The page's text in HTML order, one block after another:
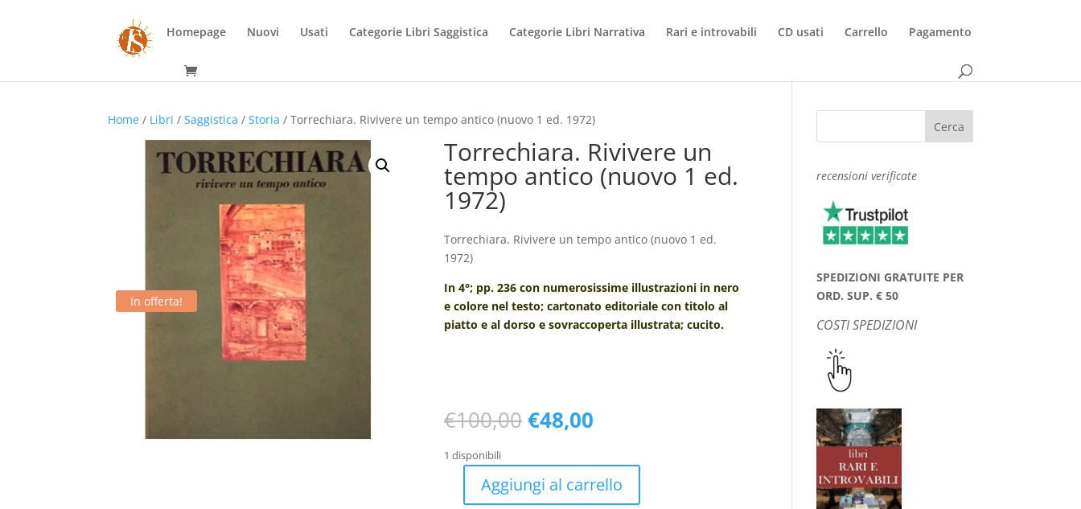
Homepage Nuovi Usati Categorie Libri Saggistica Categorie Libri Narrativa Rari e introvabili CD usati Carrello Pagamento
Home / Libri /Saggistica /Storia / Torrechiara. Rivivere un tempo antico (nuovo 1 ed. 1972)
In offerta!
Torrechiara. Rivivere un
tempo antico (nuovo 1 ed.
1972)
Torrechiara. Rivivere un tempo antico (nuovo 1 ed.
1972)
In 4°; pp. 236 con numerosissime illustrazioni in nero
e colore nel testo; cartonato editoriale con titolo al
piatto e al dorso e sovraccoperta illustrata; cucito.
€100,00Il
prezzo
era:
€100,00.
€48,00Il
è:
€48,00.
1 disponibili
Torrechiara.Aggiungi al carrello
recensioni verificate
SPEDIZIONI GRATUITE PER
ORD. SUP. € 50
COSTI SPEDIZIONI